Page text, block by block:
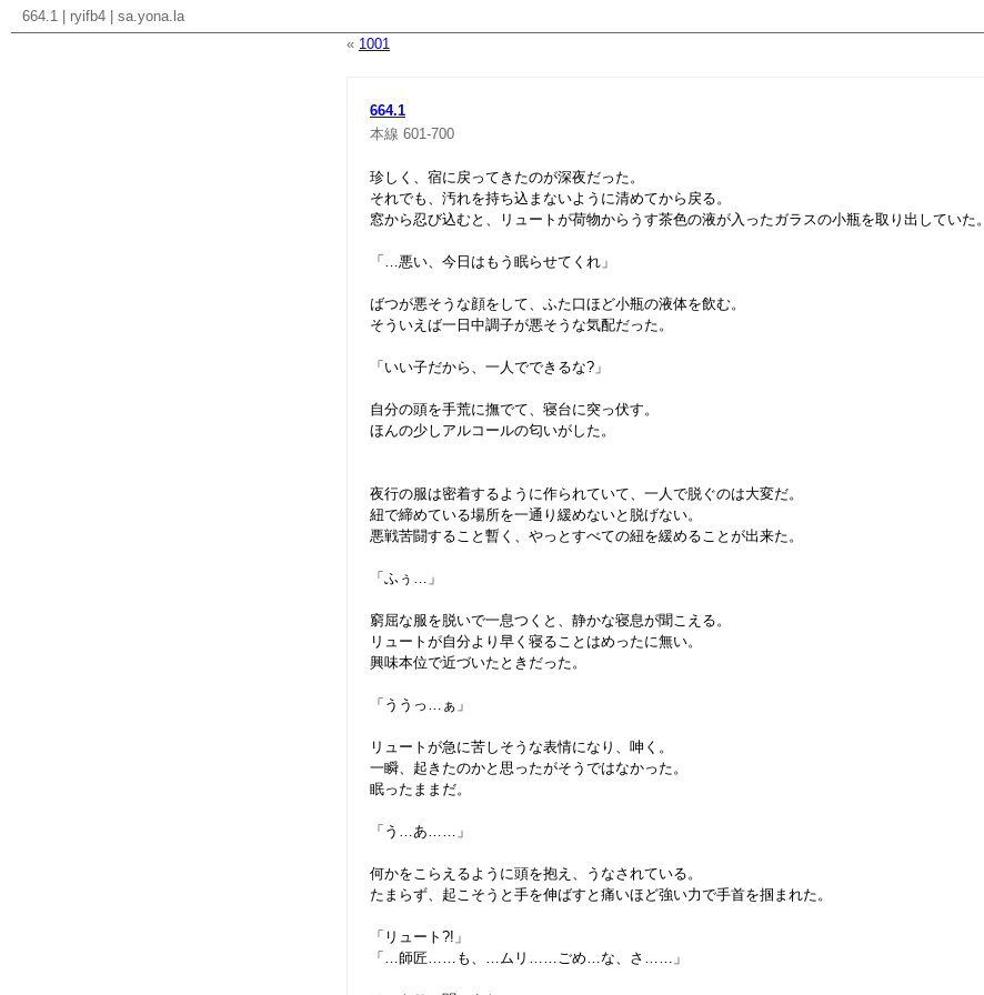
664.1 ryifb4 sa.yona.la
« 1001
664.1
本線 601-700
珍しく、宿に戻ってきたのが深夜だった。
それでも、汚れを持ち込まないように清めてから戻る。
窓から忍び込むと、リュートが荷物からうす茶色の液が入ったガラスの小瓶を取り出していた。
「…悪い、今日はもう眠らせてくれ」
ばつが悪そうな顔をして、ふた口ほど小瓶の液体を飲む。
そういえば一日中調子が悪そうな気配だった。
「いい子だから、一人でできるな?」
自分の頭を手荒に撫でて、寝台に突っ伏す。
ほんの少しアルコールの匂いがした。
夜行の服は密着するように作られていて、一人で脱ぐのは大変だ。
紐で締めている場所を一通り緩めないと脱げない。
悪戦苦闘すること暫く、やっとすべての紐を緩めることが出来た。
「ふぅ…」
窮屈な服を脱いで一息つくと、静かな寝息が聞こえる。
リュートが自分より早く寝ることはめったに無い。
興味本位で近づいたときだった。
「ううっ…ぁ」
リュートが急に苦しそうな表情になり、呻く。
一瞬、起きたのかと思ったがそうではなかった。
眠ったままだ。
「う…あ……」
何かをこらえるように頭を抱え、うなされている。
たまらず、起こそうと手を伸ばすと痛いほど強い力で手首を掴まれた。
「リュート?!」
「…師匠……も、…ムリ……ごめ…な、さ……」